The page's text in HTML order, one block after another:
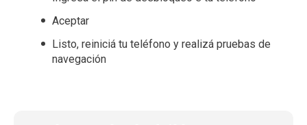
Aceptar
Listo, reiniciá tu teléfono y realizá pruebas de
navegación